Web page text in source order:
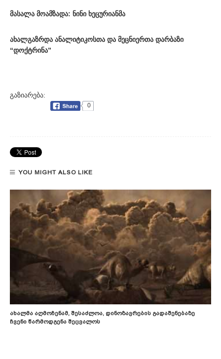
მასალა მოამზადა: ნინი ხეცურიანმა
ახალგაზრდა ანალიტიკოსთა და მეცნიერთა დარბაზი
“დოქტრინა”
გაზიარება:
0
YOU MIGHT ALSO LIKE
Ახალმა Აღმოჩენამ, Შესაძლოა, Დინოზავრების Გადაშენებაზე
Ჩვენი Წარმოდგენა Შეცვალოს